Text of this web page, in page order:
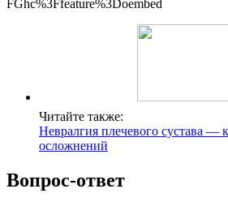
FGhc%3Ffeature%3Doembed
Читайте также:
Невралгия плечевого сустава —
осложнений
Вопрос-ответ